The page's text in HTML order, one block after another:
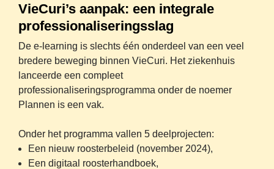
VieCuri’s aanpak: een integrale
professionaliseringsslag
De e-learning is slechts één onderdeel van een veel
bredere beweging binnen VieCuri. Het ziekenhuis
lanceerde een compleet
professionaliseringsprogramma onder de noemer
Plannen is een vak.
Onder het programma vallen 5 deelprojecten:
Een nieuw roosterbeleid (november 2024),
Een digitaal roosterhandboek,